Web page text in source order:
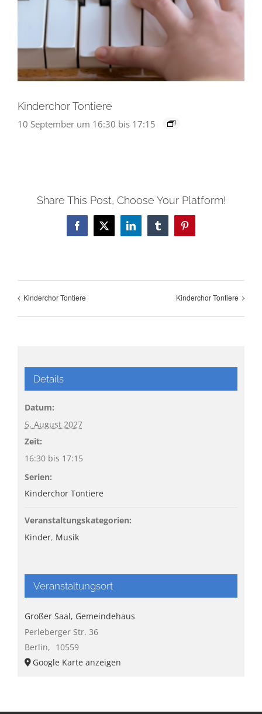
Kinderchor Tontiere
10 September um 16:30 bis 17:15
Share This Post, Choose Your Platform!
Facebook
X LinkedInTumblrPinterest
Kinderchor Tontiere Kinderchor Tontiere
Details
Datum:
5. August 2027
Zeit:
16:30 bis 17:15
Serien:
Kinderchor Tontiere
Veranstaltungskategorien:
Kinder, Musik
Veranstaltungsort
Großer Saal, Gemeindehaus
Perleberger Str. 36
Berlin, 10559
Google Karte anzeigen